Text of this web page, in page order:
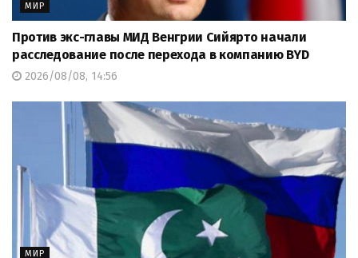
МИР
Против экс-главы МИД Венгрии Сийярто начали
расследование после перехода в компанию BYD
2026/08/08, 14:56
МИР